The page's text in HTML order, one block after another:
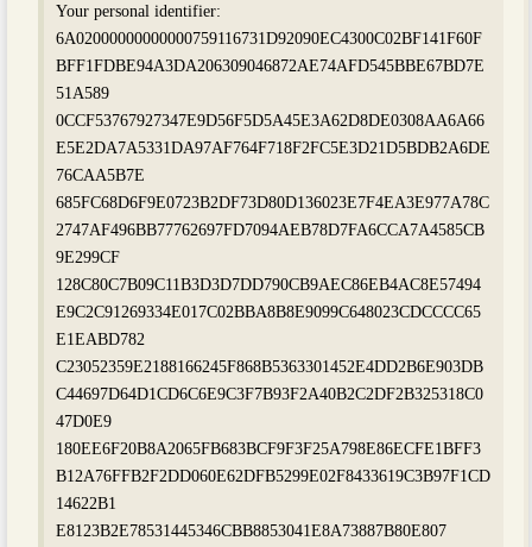
Your personal identifier:
6A02000000000000759116731D92090EC4300C02BF141F60F
BFF1FDBE94A3DA206309046872AE74AFD545BBE67BD7E
51A589
0CCF53767927347E9D56F5D5A45E3A62D8DE0308AA6A66
E5E2DA7A5331DA97AF764F718F2FC5E3D21D5BDB2A6DE
76CAA5B7E
685FC68D6F9E0723B2DF73D80D136023E7F4EA3E977A78C
2747AF496BB77762697FD7094AEB78D7FA6CCA7A4585CB
9E299CF
128C80C7B09C11B3D3D7DD790CB9AEC86EB4AC8E57494
E9C2C91269334E017C02BBA8B8E9099C648023CDCCCC65
E1EABD782
C23052359E2188166245F868B5363301452E4DD2B6E903DB
C44697D64D1CD6C6E9C3F7B93F2A40B2C2DF2B325318C0
47D0E9
180EE6F20B8A2065FB683BCF9F3F25A798E86ECFE1BFF3
B12A76FFB2F2DD060E62DFB5299E02F8433619C3B97F1CD
14622B1
E8123B2E78531445346CBB8853041E8A73887B80E807